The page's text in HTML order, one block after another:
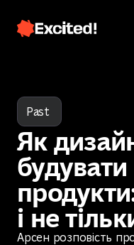
Past
Як
будувати
і не
Арсен розповість